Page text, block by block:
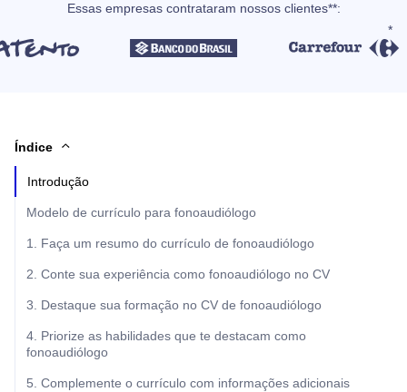
Essas empresas contrataram nossos clientes**:
Índice
Introdução
Modelo de currículo para fonoaudiólogo
1. Faça um resumo do currículo de fonoaudiólogo
2. Conte sua experiência como fonoaudiólogo no CV
3. Destaque sua formação no CV de fonoaudiólogo
4. Priorize as habilidades que te destacam como
fonoaudiólogo
5. Complemente o currículo com informações adicionais